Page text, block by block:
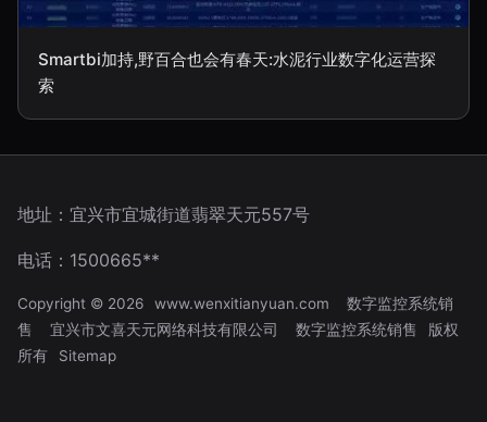
Smartbi加持,野百合也会有春天:水泥行业数字化运营探
索
地址：宜兴市宜城街道翡翠天元557号
电话：1500665**
Copyright © 2026 www.wenxitianyuan.com
数字监控系统销
售
宜兴市文喜天元网络科技有限公司 数字监控系统销售
版权
所有
Sitemap